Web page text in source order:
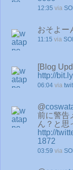
12:35 via
おそよー
11:15 via
[Blog
http://
06:04 via
@
前に警告
ん？と思
http://
1872
03:59 via